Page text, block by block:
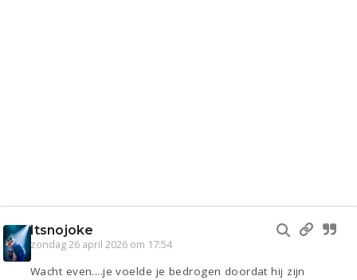
Itsnojoke
zondag 26 april 2026 om 17:54
Wacht even....je voelde je bedrogen doordat hij zijn